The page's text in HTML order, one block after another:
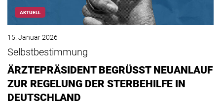
AKTUELL
15. Januar 2026
Selbstbestimmung
ÄRZTEPRÄSIDENT BEGRÜSST NEUANLAUF
ZUR REGELUNG DER STERBEHILFE IN
DEUTSCHLAND